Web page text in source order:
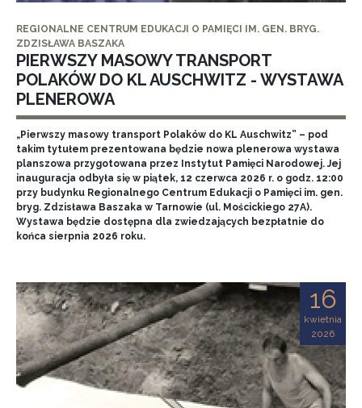
REGIONALNE CENTRUM EDUKACJI O PAMIĘCI IM. GEN. BRYG.
ZDZISŁAWA BASZAKA
PIERWSZY MASOWY TRANSPORT
POLAKÓW DO KL AUSCHWITZ - WYSTAWA
PLENEROWA
„Pierwszy masowy transport Polaków do KL Auschwitz” – pod
takim tytułem prezentowana będzie nowa plenerowa wystawa
planszowa przygotowana przez Instytut Pamięci Narodowej. Jej
inauguracja odbyła się w piątek, 12 czerwca 2026 r. o godz. 12:00
przy budynku Regionalnego Centrum Edukacji o Pamięci im. gen.
bryg. Zdzisława Baszaka w Tarnowie (ul. Mościckiego 27A).
Wystawa będzie dostępna dla zwiedzających bezpłatnie do
końca sierpnia 2026 roku.
16
kwietnia
2026